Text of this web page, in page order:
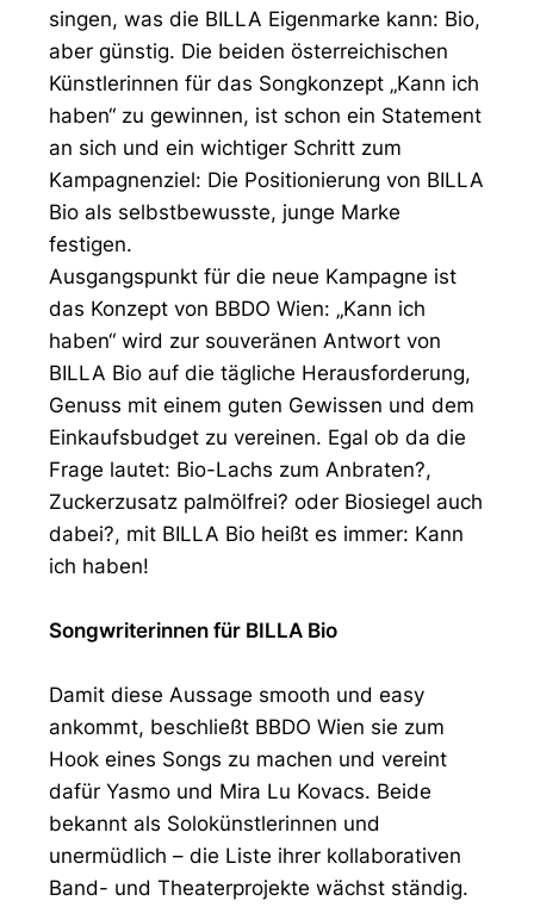
singen, was die BILLA Eigenmarke kann: Bio,
aber günstig. Die beiden österreichischen
Künstlerinnen für das Songkonzept „Kann ich
haben“ zu gewinnen, ist schon ein Statement
an sich und ein wichtiger Schritt zum
Kampagnenziel: Die Positionierung von BILLA
Bio als selbstbewusste, junge Marke
festigen.
Ausgangspunkt für die neue Kampagne ist
das Konzept von BBDO Wien: „Kann ich
haben“ wird zur souveränen Antwort von
BILLA Bio auf die tägliche Herausforderung,
Genuss mit einem guten Gewissen und dem
Einkaufsbudget zu vereinen. Egal ob da die
Frage lautet: Bio-Lachs zum Anbraten?,
Zuckerzusatz palmölfrei? oder Biosiegel auch
dabei?, mit BILLA Bio heißt es immer: Kann
ich haben!
Songwriterinnen für BILLA Bio
Damit diese Aussage smooth und easy
ankommt, beschließt BBDO Wien sie zum
Hook eines Songs zu machen und vereint
dafür Yasmo und Mira Lu Kovacs. Beide
bekannt als Solokünstlerinnen und
unermüdlich – die Liste ihrer kollaborativen
Band- und Theaterprojekte wächst ständig.